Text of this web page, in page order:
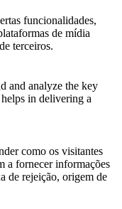
funcionalidades,
de mídia
terceiros.
and analyze the key
in delivering a
como os visitantes
a fornecer informações
de rejeição, origem de